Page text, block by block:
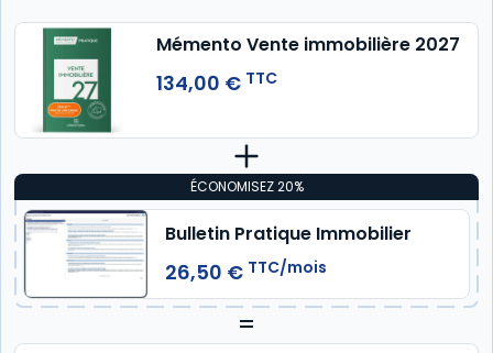
Mémento Vente immobilière 2027
134,00 € TTC
ÉCONOMISEZ 20%
Bulletin Pratique Immobilier
26,50 € TTC/mois
=